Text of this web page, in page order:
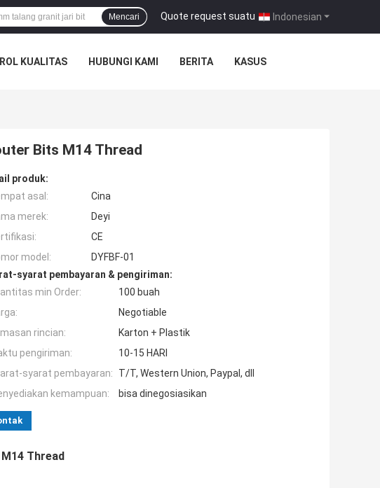
Indonesian
Quote request suatu |
Mencari
KUALITAS HUBUNGI KAMI BERITA KASUS
Bits M14 Thread
produk:
asal:
Cina
merek:
Deyi
CE
model:
DYFBF-01
syarat pembayaran & pengiriman:
min Order:
100 buah
Negotiable
rincian:
Karton + Plastik
pengiriman:
10-15 HARI
syarat pembayaran:
T/T, Western Union, Paypal, dll
kemampuan:
bisa dinegosiasikan
Thread